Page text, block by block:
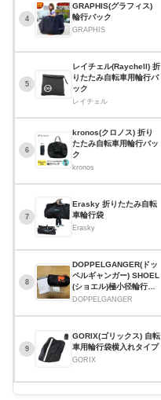
4
GRAPHIS(グラフィス)
輪行バック
GRAPHIS
5
レイチェル(Raychell) 折
りたたみ自転車用輪行バ
ック
レイチェル
6
kronos(クロノス) 折り
たたみ自転車用輪行バッ
ク
kronos
7
Erasky 折りたたみ自転
車輪行袋
Erasky
8
DOPPELGANGER(ドッ
ペルギャンガー) SHOEL
(ショエル)極小径輪行リ
ュック
DOPPELGANGER
9
GORIX(ゴリックス) 自転
車用輪行袋横入れタイプ
GORIX